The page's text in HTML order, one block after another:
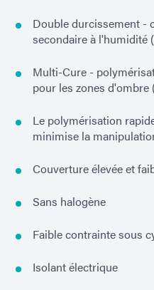
Double durcissement -
secondaire à l'humidité
Multi-Cure -
pour les zones
Le polymérisation
minimise la
Couverture élevée et
Sans halogène
Faible contrainte sous
Isolant électrique